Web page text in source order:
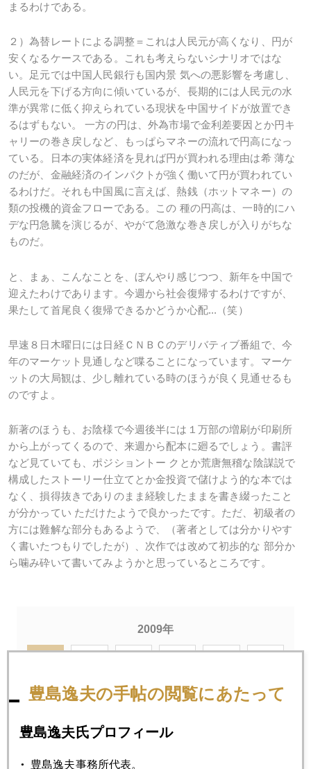
まるわけである。
２）為替レートによる調整＝これは人民元が高くなり、円が
安くなるケースである。これも考えらないシナリオではな
い。足元では中国人民銀行も国内景 気への悪影響を考慮し、
人民元を下げる方向に傾いているが、長期的には人民元の水
準が異常に低く抑えられている現状を中国サイドが放置でき
るはずもない。 一方の円は、外為市場で金利差要因とか円キ
ャリーの巻き戻しなど、もっぱらマネーの流れで円高になっ
ている。日本の実体経済を見れば円が買われる理由は希 薄な
のだが、金融経済のインパクトが強く働いて円が買われてい
るわけだ。それも中国風に言えば、熱銭（ホットマネー）の
類の投機的資金フローである。この 種の円高は、一時的にハ
デな円急騰を演じるが、やがて急激な巻き戻しが入りがちな
ものだ。
と、まぁ、こんなことを、ぼんやり感じつつ、新年を中国で
迎えたわけであります。今週から社会復帰するわけですが、
果たして首尾良く復帰できるかどうか心配...（笑）
早速８日木曜日には日経ＣＮＢＣのデリバティブ番組で、今
年のマーケット見通しなど喋ることになっています。マーケ
ットの大局観は、少し離れている時のほうが良く見通せるも
のですよ。
新著のほうも、お陰様で今週後半には１万部の増刷が印刷所
から上がってくるので、来週から配本に廻るでしょう。書評
など見ていても、ポジショントー クとか荒唐無稽な陰謀説で
構成したストーリー仕立てとか金投資で儲けよう的な本では
なく、損得抜きでありのまま経験したままを書き綴ったこと
が分かってい ただけたようで良かったです。ただ、初級者の
方には難解な部分もあるようで、（著者としては分かりやす
く書いたつもりでしたが）、次作では改めて初歩的な 部分か
ら噛み砕いて書いてみようかと思っているところです。
2009年
1月 2月 3月 4月 5月 6月
7月 8月 9月 10月
2009年01月30日
豊島逸夫の手帖の閲覧にあたって
豊島逸夫氏プロフィール
豊島逸夫事務所代表。